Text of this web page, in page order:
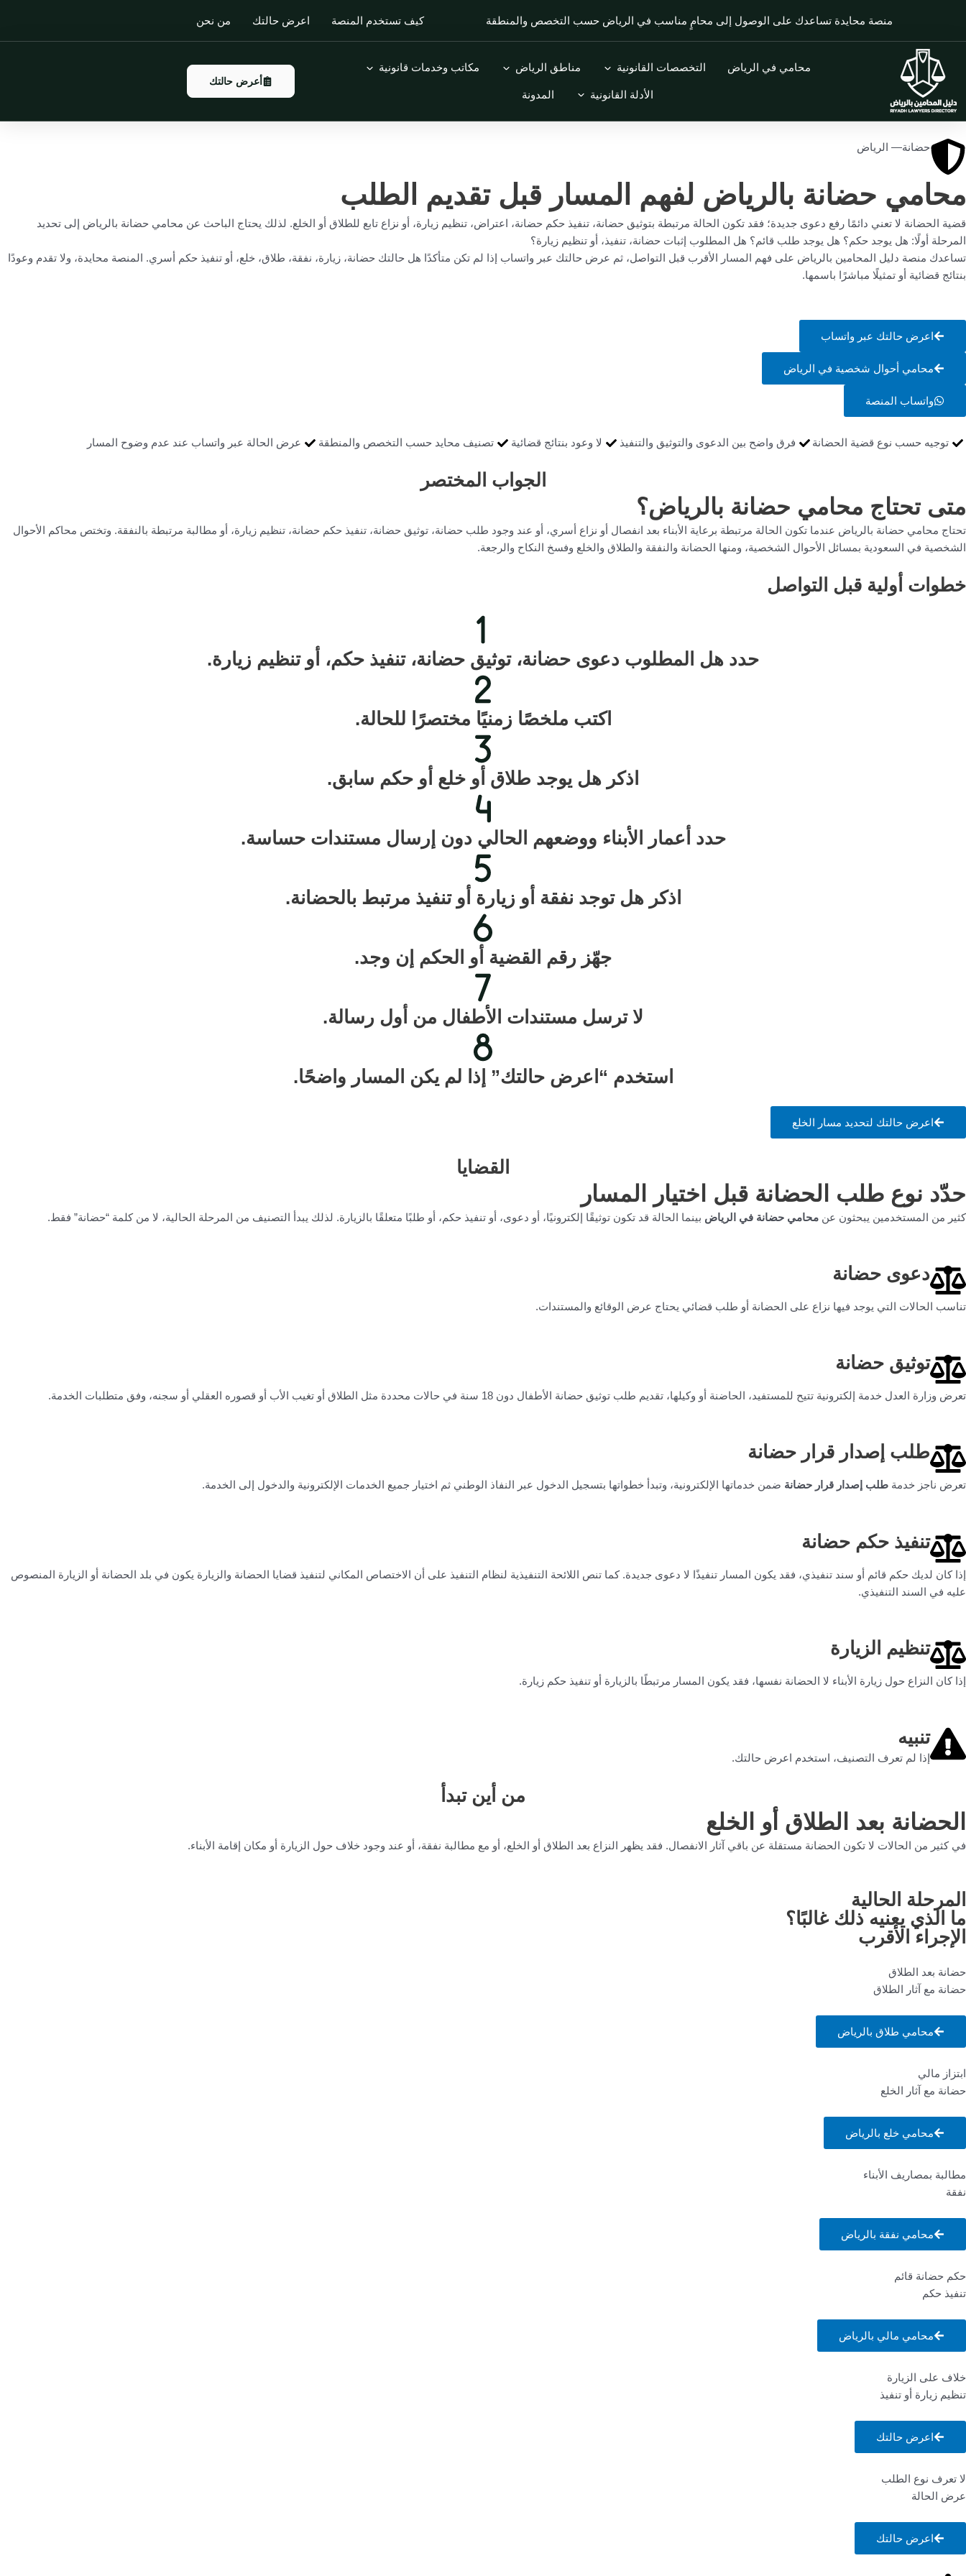
منصة محايدة تساعدك على الوصول إلى محامٍ مناسب في الرياض حسب التخصص والمنطقة كيف تستخدم المنصة اعرض حالتك من نحن
محامي في الرياض التخصصات القانونية Open التخصصات القانونية مناطق الرياض Open مناطق الرياض مكاتب وخدمات قانونية Open مكاتب وخدمات قانونية
الأدلة القانونية Open الأدلة القانونية المدونة
أعرض حالتك
حضانة— الرياض
محامي حضانة بالرياض لفهم المسار قبل تقديم الطلب
قضية الحضانة لا تعني دائمًا رفع دعوى جديدة؛ فقد تكون الحالة مرتبطة بتوثيق حضانة، تنفيذ حكم حضانة، اعتراض، تنظيم زيارة، أو نزاع تابع للطلاق أو الخلع. لذلك يحتاج الباحث عن محامي حضانة بالرياض إلى تحديد
المرحلة أولًا: هل يوجد حكم؟ هل يوجد طلب قائم؟ هل المطلوب إثبات حضانة، تنفيذ، أو تنظيم زيارة؟
تساعدك منصة دليل المحامين بالرياض على فهم المسار الأقرب قبل التواصل، ثم عرض حالتك عبر واتساب إذا لم تكن متأكدًا هل حالتك حضانة، زيارة، نفقة، طلاق، خلع، أو تنفيذ حكم أسري. المنصة محايدة، ولا تقدم وعودًا
بنتائج قضائية أو تمثيلًا مباشرًا باسمها.
اعرض حالتك عبر واتساب
محامي أحوال شخصية في الرياض
واتساب المنصة
توجيه حسب نوع قضية الحضانة فرق واضح بين الدعوى والتوثيق والتنفيذ لا وعود بنتائج قضائية تصنيف محايد حسب التخصص والمنطقة عرض الحالة عبر واتساب عند عدم وضوح المسار
الجواب المختصر
متى تحتاج محامي حضانة بالرياض؟
تحتاج محامي حضانة بالرياض عندما تكون الحالة مرتبطة برعاية الأبناء بعد انفصال أو نزاع أسري، أو عند وجود طلب حضانة، توثيق حضانة، تنفيذ حكم حضانة، تنظيم زيارة، أو مطالبة مرتبطة بالنفقة. وتختص محاكم الأحوال
الشخصية في السعودية بمسائل الأحوال الشخصية، ومنها الحضانة والنفقة والطلاق والخلع وفسخ النكاح والرجعة.
خطوات أولية قبل التواصل
حدد هل المطلوب دعوى حضانة، توثيق حضانة، تنفيذ حكم، أو تنظيم زيارة.
اكتب ملخصًا زمنيًا مختصرًا للحالة.
اذكر هل يوجد طلاق أو خلع أو حكم سابق.
حدد أعمار الأبناء ووضعهم الحالي دون إرسال مستندات حساسة.
اذكر هل توجد نفقة أو زيارة أو تنفيذ مرتبط بالحضانة.
جهّز رقم القضية أو الحكم إن وجد.
لا ترسل مستندات الأطفال من أول رسالة.
استخدم “اعرض حالتك” إذا لم يكن المسار واضحًا.
اعرض حالتك لتحديد مسار الخلع
القضايا
حدّد نوع طلب الحضانة قبل اختيار المسار
كثير من المستخدمين يبحثون عن محامي حضانة في الرياض بينما الحالة قد تكون توثيقًا إلكترونيًا، أو دعوى، أو تنفيذ حكم، أو طلبًا متعلقًا بالزيارة. لذلك يبدأ التصنيف من المرحلة الحالية، لا من كلمة “حضانة” فقط.
دعوى حضانة
تناسب الحالات التي يوجد فيها نزاع على الحضانة أو طلب قضائي يحتاج عرض الوقائع والمستندات.
توثيق حضانة
تعرض وزارة العدل خدمة إلكترونية تتيح للمستفيد، الحاضنة أو وكيلها، تقديم طلب توثيق حضانة الأطفال دون 18 سنة في حالات محددة مثل الطلاق أو تغيب الأب أو قصوره العقلي أو سجنه، وفق متطلبات الخدمة.
طلب إصدار قرار حضانة
تعرض ناجز خدمة طلب إصدار قرار حضانة ضمن خدماتها الإلكترونية، وتبدأ خطواتها بتسجيل الدخول عبر النفاذ الوطني ثم اختيار جميع الخدمات الإلكترونية والدخول إلى الخدمة.
تنفيذ حكم حضانة
إذا كان لديك حكم قائم أو سند تنفيذي، فقد يكون المسار تنفيذًا لا دعوى جديدة. كما تنص اللائحة التنفيذية لنظام التنفيذ على أن الاختصاص المكاني لتنفيذ قضايا الحضانة والزيارة يكون في بلد الحضانة أو الزيارة المنصوص
عليه في السند التنفيذي.
تنظيم الزيارة
إذا كان النزاع حول زيارة الأبناء لا الحضانة نفسها، فقد يكون المسار مرتبطًا بالزيارة أو تنفيذ حكم زيارة.
تنبيه
إذا لم تعرف التصنيف، استخدم اعرض حالتك.
من أين تبدأ
الحضانة بعد الطلاق أو الخلع
في كثير من الحالات لا تكون الحضانة مستقلة عن باقي آثار الانفصال. فقد يظهر النزاع بعد الطلاق أو الخلع، أو مع مطالبة نفقة، أو عند وجود خلاف حول الزيارة أو مكان إقامة الأبناء.
المرحلة الحالية
ما الذي يعنيه ذلك غالبًا؟
الإجراء الأقرب
حضانة بعد الطلاق
حضانة مع آثار الطلاق
محامي طلاق بالرياض
ابتزاز مالي
حضانة مع آثار الخلع
محامي خلع بالرياض
مطالبة بمصاريف الأبناء
نفقة
محامي نفقة بالرياض
حكم حضانة قائم
تنفيذ حكم
محامي مالي بالرياض
خلاف على الزيارة
تنظيم زيارة أو تنفيذ
اعرض حالتك
لا تعرف نوع الطلب
عرض الحالة
اعرض حالتك